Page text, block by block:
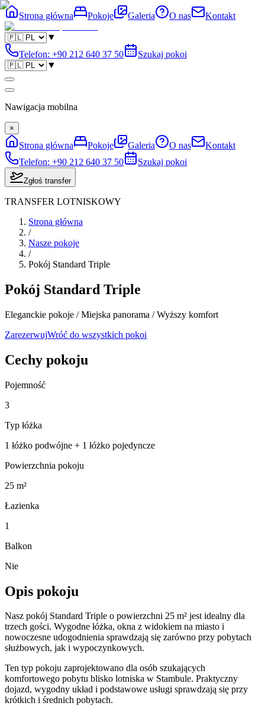
Strona główna Pokoje Galeria O nas Kontakt
▼
Telefon: +90 212 640 37 50
Szukaj pokoi
▼
Nawigacja mobilna
×
Strona główna Pokoje Galeria O nas
Kontakt
Telefon: +90 212 640 37 50 Szukaj pokoi
Zgłoś transfer
TRANSFER LOTNISKOWY
Strona główna
/
Nasze pokoje
/
Pokój Standard Triple
Pokój Standard Triple
Eleganckie pokoje / Miejska panorama / Wyższy komfort
ZarezerwujWróć do wszystkich pokoi
Cechy pokoju
Pojemność
3
Typ łóżka
1 łóżko podwójne + 1 łóżko pojedyncze
Powierzchnia pokoju
25 m²
Łazienka
1
Balkon
Nie
Opis pokoju
Nasz pokój Standard Triple o powierzchni 25 m² jest idealny dla
trzech gości. Wygodne łóżka, okna z widokiem na miasto i
nowoczesne udogodnienia sprawdzają się zarówno przy pobytach
służbowych, jak i wypoczynkowych.
Ten typ pokoju zaprojektowano dla osób szukających
komfortowego pobytu blisko lotniska w Stambule. Praktyczny
dojazd, wygodny układ i podstawowe usługi sprawdzają się przy
krótkich i średnich pobytach.